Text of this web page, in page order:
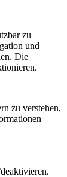
zu
und
Die
zu verstehen,